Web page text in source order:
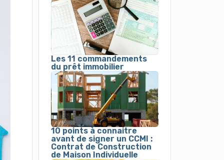
Les 11 commandements
du prêt immobilier
10 points à connaitre
avant de signer un CCMI :
Contrat de Construction
de Maison Individuelle